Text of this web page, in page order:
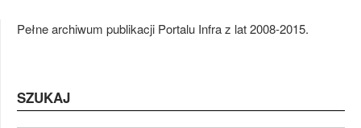
Pełne archiwum publikacji Portalu Infra z lat 2008-2015.
SZUKAJ